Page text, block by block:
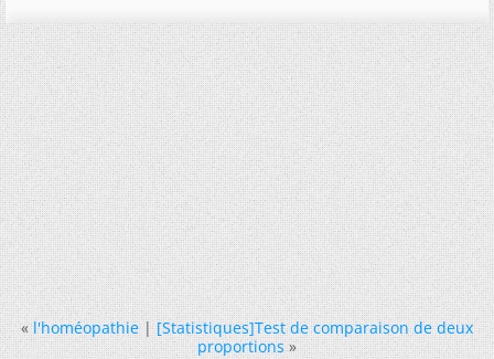
« l'homéopathie|[Statistiques]Test de comparaison de deux
proportions »